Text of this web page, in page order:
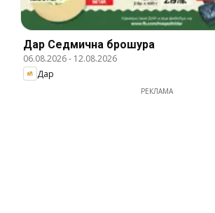
Дар Cедмична брошура
06.08.2026- 12.08.2026
Дар
РЕКЛАМА